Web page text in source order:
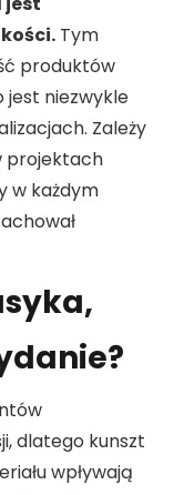
Tym
produktów
jest niezwykle
Zależy
projektach
w każdym
dlatego kunszt
wpływają